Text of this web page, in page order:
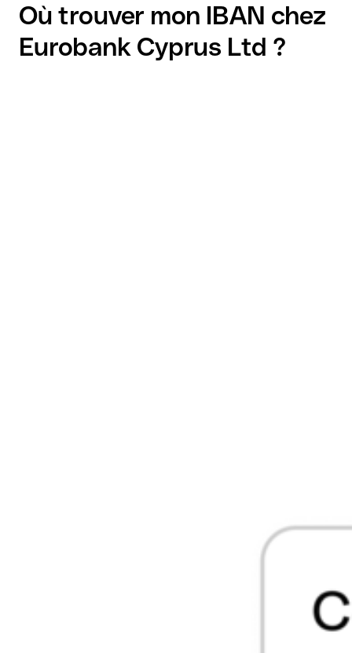
Où trouver mon IBAN chez
Eurobank Cyprus Ltd ?